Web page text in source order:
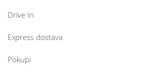
Drive In
Express dostava
Pokupi